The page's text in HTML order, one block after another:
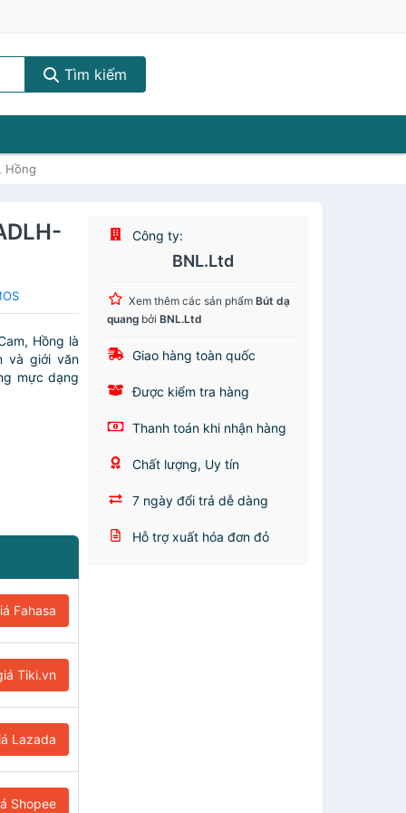
Tìm kiếm
Hồng
Hồng là
và giới văn
mực dạng
Fahasa
Tiki.vn
Lazada
Shopee
Công ty:
BNL.Ltd
Xem thêm các sản phẩmBút dạ
quang bởiBNL.Ltd
Giao hàng toàn quốc
Được kiểm tra hàng
Thanh toán khi nhận hàng
Chất lượng, Uy tín
7 ngày đổi trả dễ dàng
Hỗ trợ xuất hóa đơn đỏ